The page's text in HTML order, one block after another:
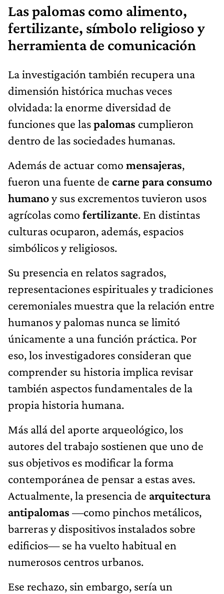
Las palomas como alimento,
fertilizante, símbolo religioso y
herramienta de comunicación
La investigación también recupera una
dimensión histórica muchas veces
olvidada: la enorme diversidad de
funciones que laspalomas cumplieron
dentro de las sociedades humanas.
Además de actuar como mensajeras,
fueron una fuente de carne para consumo
humanoy sus excrementos tuvieron usos
agrícolas como fertilizante. En distintas
culturas ocuparon, además, espacios
simbólicos y religiosos.
Su presencia en relatos sagrados,
representaciones espirituales y tradiciones
ceremoniales muestra que la relación entre
humanos y palomas nunca se limitó
únicamente a una función práctica. Por
eso, los investigadores consideran que
comprender su historia implica revisar
también aspectos fundamentales de la
propia historia humana.
Más allá del aporte arqueológico, los
autores del trabajo sostienen que uno de
sus objetivos es modificar la forma
contemporánea de pensar a estas aves.
Actualmente, la presencia de arquitectura
antipalomas —como pinchos metálicos,
barreras y dispositivos instalados sobre
edificios— se ha vuelto habitual en
numerosos centros urbanos.
Ese rechazo, sin embargo, sería un